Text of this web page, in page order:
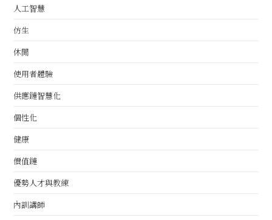
人工智慧
仿生
休閒
使用者體驗
供應鏈智慧化
個性化
健康
價值鏈
優勢人才與教練
內訓講師